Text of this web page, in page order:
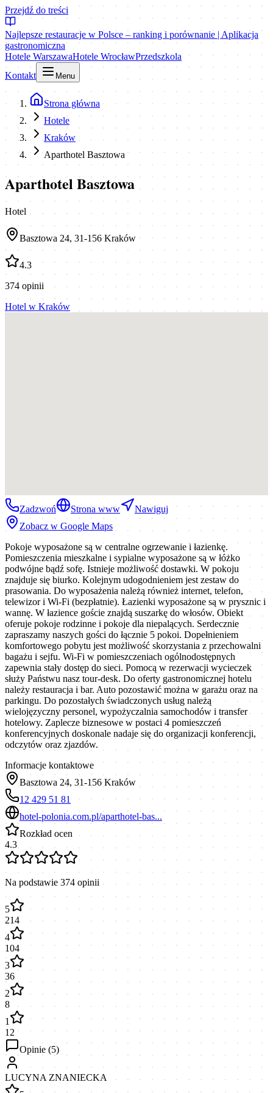
Przejdź do treści
Najlepsze restauracje w Polsce – ranking i porównanie | Aplikacja
gastronomiczna
Hotele WarszawaHotele WrocławPrzedszkola
Kontakt
Menu
Strona główna
Hotele
Kraków
Aparthotel Basztowa
Aparthotel Basztowa
Hotel
Basztowa 24, 31-156 Kraków
4.3
374 opinii
Hotel w Kraków
Zadzwoń Strona www
Nawiguj
Zobacz w Google Maps
Pokoje wyposażone są w centralne ogrzewanie i łazienkę.
Pomieszczenia mieszkalne i sypialne wyposażone są w łóżko
podwójne bądź sofę. Istnieje możliwość dostawki. W pokoju
znajduje się biurko. Kolejnym udogodnieniem jest zestaw do
prasowania. Do wyposażenia należą również internet, telefon,
telewizor i Wi-Fi (bezpłatnie). Łazienki wyposażone są w prysznic i
wannę. W łazience goście znajdą suszarkę do włosów. Obiekt
oferuje pokoje rodzinne i pokoje dla niepalących. Serdecznie
zapraszamy naszych gości do łącznie 5 pokoi. Dopełnieniem
komfortowego pobytu jest możliwość skorzystania z przechowalni
bagażu i sejfu. Wi-Fi w pomieszczeniach ogólnodostępnych
zapewnia stały dostęp do sieci. Pomocą w rezerwacji wycieczek
służy Państwu nasz tour-desk. Do oferty gastronomicznej hotelu
należy restauracja i bar. Auto pozostawić można w garażu oraz na
parkingu. Do pozostałych świadczonych usług należą
wielojęzyczny personel, wypożyczalnia samochodów i transfer
hotelowy. Zaplecze biznesowe w postaci 4 pomieszczeń
konferencyjnych doskonale nadaje się do organizacji konferencji,
odczytów oraz zjazdów.
Informacje kontaktowe
Basztowa 24, 31-156 Kraków
12 429 51 81
hotel-polonia.com.pl/aparthotel-bas...
Rozkład ocen
4.3
Na podstawie 374 opinii
5
214
4
104
3
36
2
8
1
12
Opinie (5)
LUCYNA ZNANIECKA